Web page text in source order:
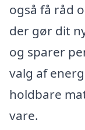
også få råd
der gør dit
og sparer
valg af
holdbare
vare.